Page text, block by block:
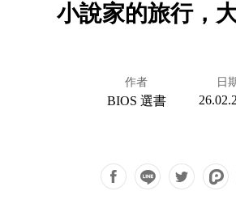
小說家的旅行，
作者
BIOS 選書
日